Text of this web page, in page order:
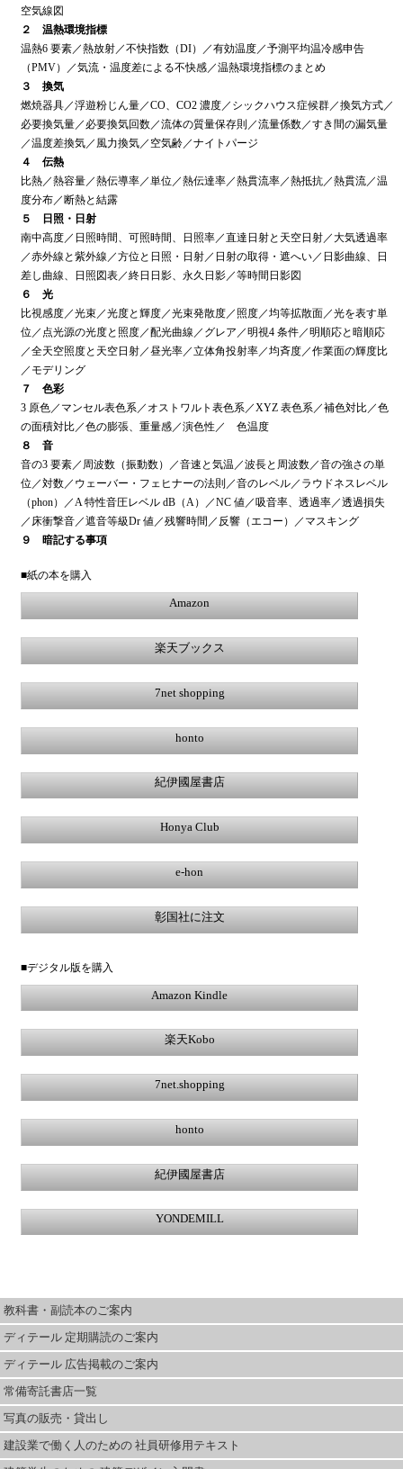
空気線図
２ 温熱環境指標
温熱6 要素／熱放射／不快指数（DI）／有効温度／予測平均温冷感申告
（PMV）／気流・温度差による不快感／温熱環境指標のまとめ
３ 換気
燃焼器具／浮遊粉じん量／CO、CO2 濃度／シックハウス症候群／換気方式／
必要換気量／必要換気回数／流体の質量保存則／流量係数／すき間の漏気量
／温度差換気／風力換気／空気齢／ナイトパージ
４ 伝熱
比熱／熱容量／熱伝導率／単位／熱伝達率／熱貫流率／熱抵抗／熱貫流／温
度分布／断熱と結露
５ 日照・日射
南中高度／日照時間、可照時間、日照率／直達日射と天空日射／大気透過率
／赤外線と紫外線／方位と日照・日射／日射の取得・遮へい／日影曲線、日
差し曲線、日照図表／終日日影、永久日影／等時間日影図
６ 光
比視感度／光束／光度と輝度／光束発散度／照度／均等拡散面／光を表す単
位／点光源の光度と照度／配光曲線／グレア／明視4 条件／明順応と暗順応
／全天空照度と天空日射／昼光率／立体角投射率／均斉度／作業面の輝度比
／モデリング
７ 色彩
3 原色／マンセル表色系／オストワルト表色系／XYZ 表色系／補色対比／色
の面積対比／色の膨張、重量感／演色性／ 色温度
８ 音
音の3 要素／周波数（振動数）／音速と気温／波長と周波数／音の強さの単
位／対数／ウェーバー・フェヒナーの法則／音のレベル／ラウドネスレベル
（phon）／A 特性音圧レベル dB（A）／NC 値／吸音率、透過率／透過損失
／床衝撃音／遮音等級Dr 値／残響時間／反響（エコー）／マスキング
９ 暗記する事項
■紙の本を購入
Amazon
楽天ブックス
7net shopping
honto
紀伊國屋書店
Honya Club
e-hon
彰国社に注文
■デジタル版を購入
Amazon Kindle
楽天Kobo
7net.shopping
honto
紀伊國屋書店
YONDEMILL
教科書・副読本のご案内
ディテール 定期購読のご案内
ディテール 広告掲載のご案内
常備寄託書店一覧
写真の販売・貸出し
建設業で働く人のための 社員研修用テキスト